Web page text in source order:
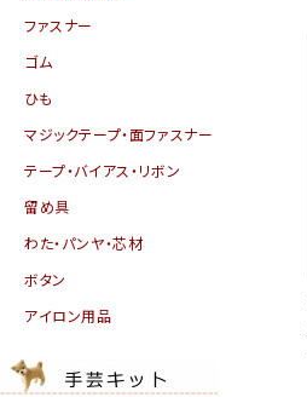
ファスナー
ゴム
ひも
マジックテープ・面ファスナー
テープ・バイアス・リボン
留め具
わた・パンヤ・芯材
ボタン
アイロン用品